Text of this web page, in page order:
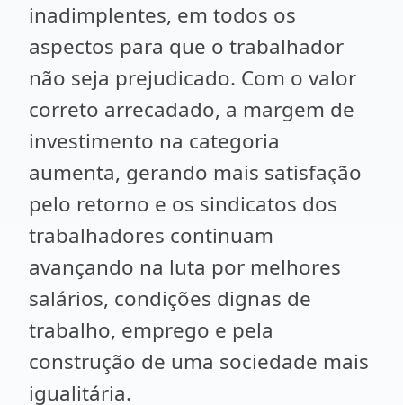
inadimplentes, em todos os
aspectos para que o trabalhador
não seja prejudicado. Com o valor
correto arrecadado, a margem de
investimento na categoria
aumenta, gerando mais satisfação
pelo retorno e os sindicatos dos
trabalhadores continuam
avançando na luta por melhores
salários, condições dignas de
trabalho, emprego e pela
construção de uma sociedade mais
igualitária.